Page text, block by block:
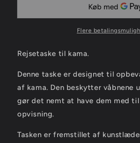
Flere
Rejsetaske til kama.
Denne taske er designet til
af kama. Den beskytter våbnene
gør det nemt at have dem med
opvisning.
Tasken er fremstillet af